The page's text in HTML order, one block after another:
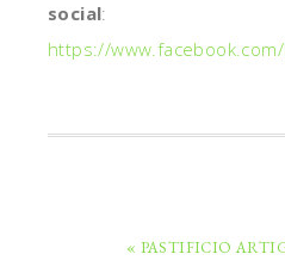
social:
https://
« PASTIFICIO